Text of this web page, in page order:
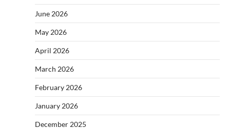
June 2026
May 2026
April 2026
March 2026
February 2026
January 2026
December 2025